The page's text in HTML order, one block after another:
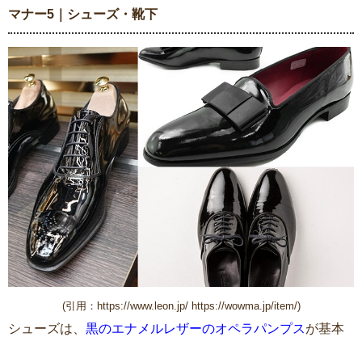
マナー5｜シューズ・靴下
(引用：https://www.leon.jp/ https://wowma.jp/item/)
シューズは、 黒のエナメルレザーのオペラパンプスが基本